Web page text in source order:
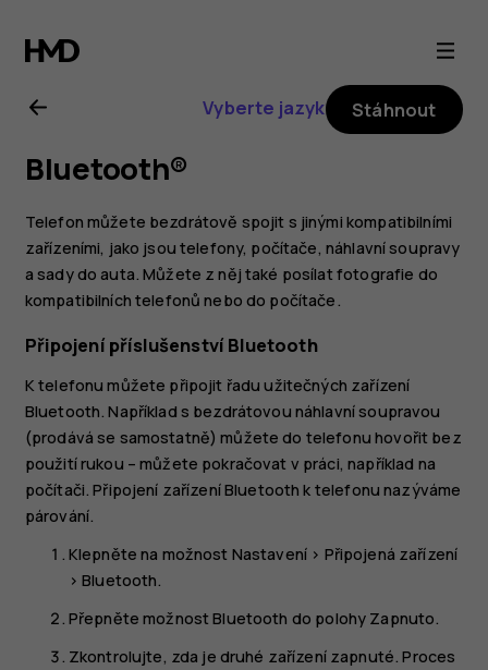
Uživatelská
příručka
k telefonu
Nokia 7
plus
Vyberte jazyk Stáhnout
Bluetooth®
Telefon můžete bezdrátově spojit s jinými kompatibilními
zařízeními, jako jsou telefony, počítače, náhlavní soupravy
a sady do auta. Můžete z něj také posílat fotografie do
kompatibilních telefonů nebo do počítače.
Připojení příslušenství Bluetooth
K telefonu můžete připojit řadu užitečných zařízení
Bluetooth. Například s bezdrátovou náhlavní soupravou
(prodává se samostatně) můžete do telefonu hovořit bez
použití rukou – můžete pokračovat v práci, například na
počítači. Připojení zařízení Bluetooth k telefonu nazýváme
párování.
Klepněte na možnost Nastavení > Připojená zařízení
>Bluetooth.
Přepněte možnostBluetooth do polohy Zapnuto.
Zkontrolujte, zda je druhé zařízení zapnuté. Proces